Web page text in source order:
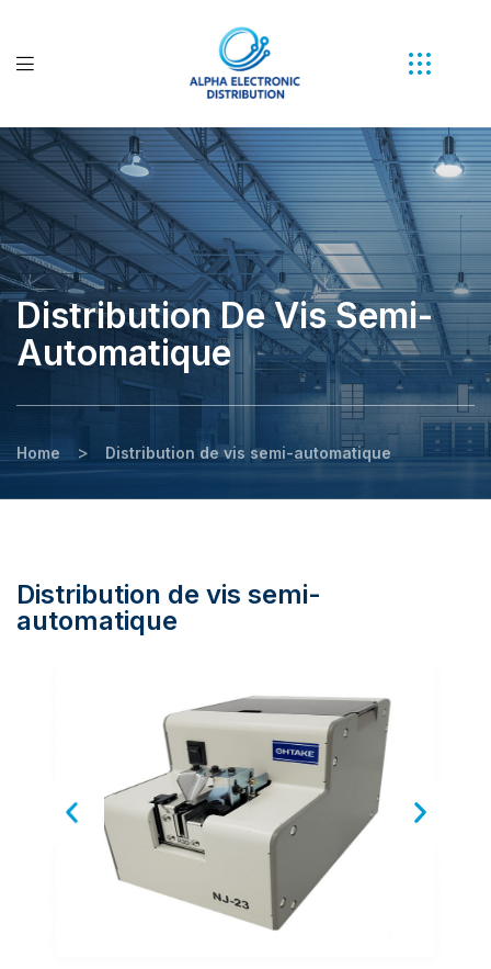
Distribution De Vis Semi-
Automatique
Home > Distribution de vis semi-automatique
Distribution de vis semi-
automatique